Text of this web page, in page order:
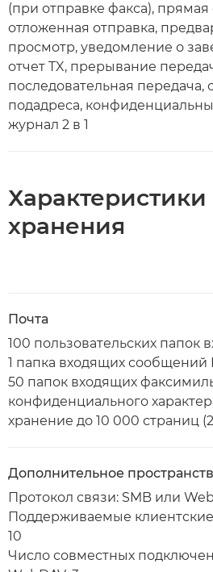
(при отправке факса), прямая
отложенная отправка,
просмотр, уведомление о
отчет TX, прерывание
последовательная передача,
подадреса,
журнал 2 в 1
хранения
Почта
100 пользовательских папок
1 папка входящих сообщений
50 папок входящих
конфиденциального
хранение до 10 000 страниц
Дополнительное
Протокол связи: SMB или
Поддерживаемые
10
Число совместных